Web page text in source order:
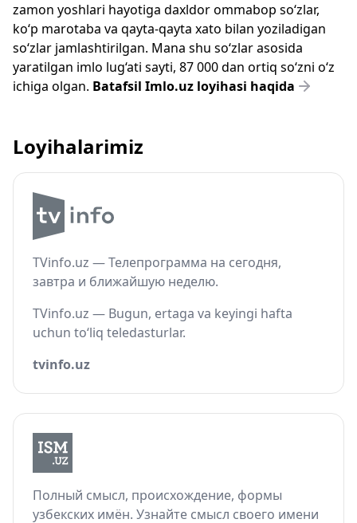
zamon yoshlari hayotiga daxldor ommabop so‘zlar,
ko‘p marotaba va qayta-qayta xato bilan yoziladigan
so‘zlar jamlashtirilgan. Mana shu so‘zlar asosida
yaratilgan imlo lug‘ati sayti, 87 000 dan ortiq so‘zni o‘z
ichiga olgan. Batafsil Imlo.uz loyihasi haqida
Loyihalarimiz
TVinfo.uz — Телепрограмма на сегодня,
завтра и ближайшую неделю.
TVinfo.uz — Bugun, ertaga va keyingi hafta
uchun to‘liq teledasturlar.
tvinfo.uz
Полный смысл, происхождение, формы
узбекских имён. Узнайте смысл своего имени